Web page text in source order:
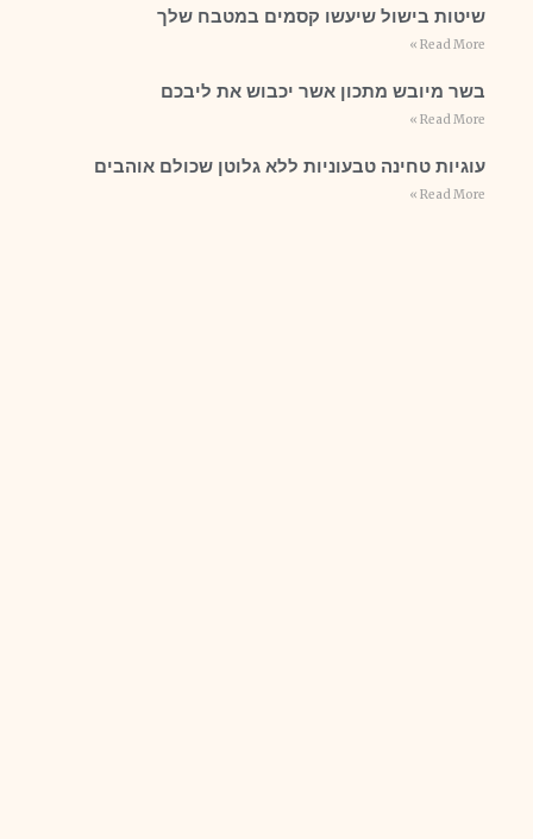
שיטות בישול שיעשו קסמים במטבח שלך
Read More »
בשר מיובש מתכון אשר יכבוש את ליבכם
Read More »
עוגיות טחינה טבעוניות ללא גלוטן שכולם אוהבים
Read More »